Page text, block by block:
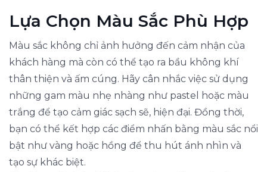
Lựa Chọn Màu Sắc Phù Hợp
Màu sắc không chỉ ảnh hưởng đến cảm nhận của
khách hàng mà còn có thể tạo ra bầu không khí
thân thiện và ấm cúng. Hãy cân nhắc việc sử dụng
những gam màu nhẹ nhàng như pastel hoặc màu
trắng để tạo cảm giác sạch sẽ, hiện đại. Đồng thời,
bạn có thể kết hợp các điểm nhấn bằng màu sắc nổi
bật như vàng hoặc hồng để thu hút ánh nhìn và
tạo sự khác biệt.